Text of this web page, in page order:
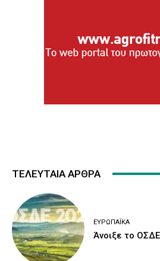
ΤΕΛΕΥΤΑΙΑ ΑΡΘΡΑ
ΕΥΡΩΠΑΪΚΆ
Άνοιξε το